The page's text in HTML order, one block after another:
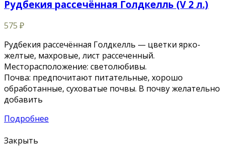
Рудбекия рассечённая Голдкелль (V 2 л.)
575 ₽
Рудбекия рассечённая Голдкелль — цветки ярко-
желтые, махровые, лист рассеченный.
Месторасположение: светолюбивы.
Почва: предпочитают питательные, хорошо
обработанные, суховатые почвы. В почву желательно
добавить
Подробнее
Закрыть